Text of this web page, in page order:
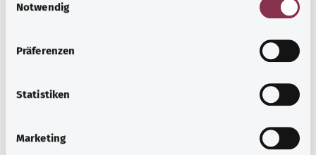
Notwendig
Präferenzen
Statistiken
Marketing
Fıtık
duvarındaki bir boşluktan dışarı çıkar. Kasık fıtığı en sık